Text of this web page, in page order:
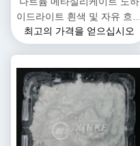
이드라이트 흰색 및 자유 흐르
는 곡물 / 파우더 13517-24-3
최고의 가격을 얻으십시오